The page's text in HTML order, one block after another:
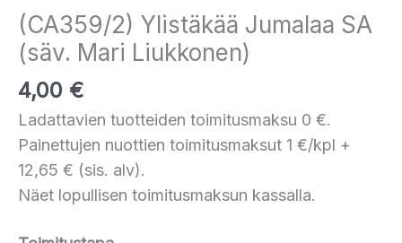
(CA359/2) Ylistäkää Jumalaa SA
(säv. Mari Liukkonen)
4,00 €
Ladattavien tuotteiden toimitusmaksu 0 €.
Painettujen nuottien toimitusmaksut 1 €/kpl +
12,65 € (sis. alv).
Näet lopullisen toimitusmaksun kassalla.